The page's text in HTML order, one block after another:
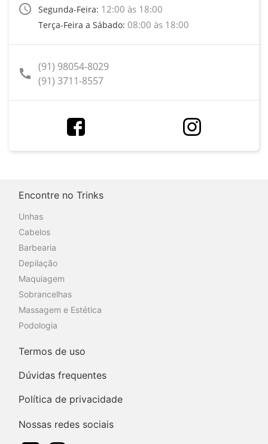
access_time Segunda-Feira: 12:00 às 18:00
Terça-Feira a Sábado: 08:00 às 18:00
call (91) 98054-8029
(91) 3711-8557
Encontre no Trinks
Unhas
Cabelos
Barbearia
Depilação
Maquiagem
Sobrancelhas
Massagem e Estética
Podologia
Termos de uso
Dúvidas frequentes
Política de privacidade
Nossas redes sociais